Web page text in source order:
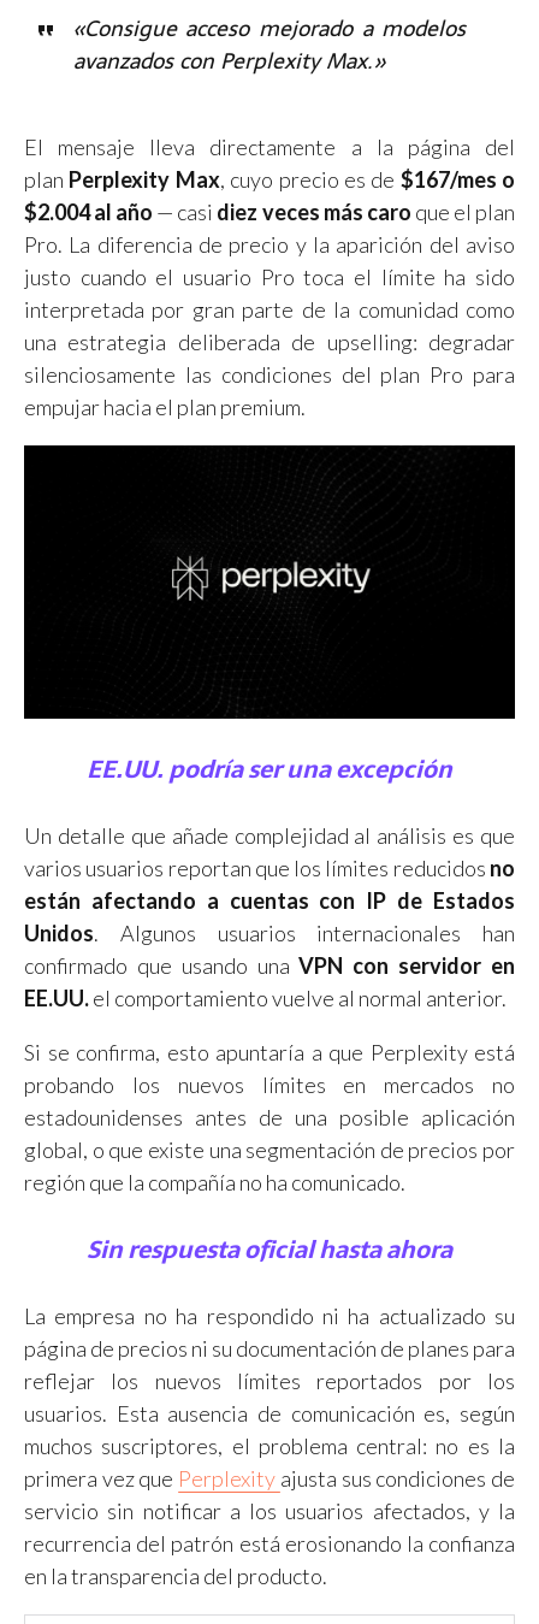
«Consigue acceso mejorado a modelos
avanzados con Perplexity Max.»
El mensaje lleva directamente a la página del
plan Perplexity Max, cuyo precio es de $167/mes o
$2.004 al año — casi diez veces más caro que el plan
Pro. La diferencia de precio y la aparición del aviso
justo cuando el usuario Pro toca el límite ha sido
interpretada por gran parte de la comunidad como
una estrategia deliberada de upselling: degradar
silenciosamente las condiciones del plan Pro para
empujar hacia el plan premium.
EE.UU. podría ser una excepción
Un detalle que añade complejidad al análisis es que
varios usuarios reportan que los límites reducidos no
están afectando a cuentas con IP de Estados
Unidos. Algunos usuarios internacionales han
confirmado que usando unaVPN con servidor en
EE.UU.el comportamiento vuelve al normal anterior.
Si se confirma, esto apuntaría a que Perplexity está
probando los nuevos límites en mercados no
estadounidenses antes de una posible aplicación
global, o que existe una segmentación de precios por
región que la compañía no ha comunicado.
Sin respuesta oficial hasta ahora
La empresa no ha respondido ni ha actualizado su
página de precios ni su documentación de planes para
reflejar los nuevos límites reportados por los
usuarios. Esta ausencia de comunicación es, según
muchos suscriptores, el problema central: no es la
primera vez que Perplexity ajusta sus condiciones de
servicio sin notificar a los usuarios afectados, y la
recurrencia del patrón está erosionando la confianza
en la transparencia del producto.